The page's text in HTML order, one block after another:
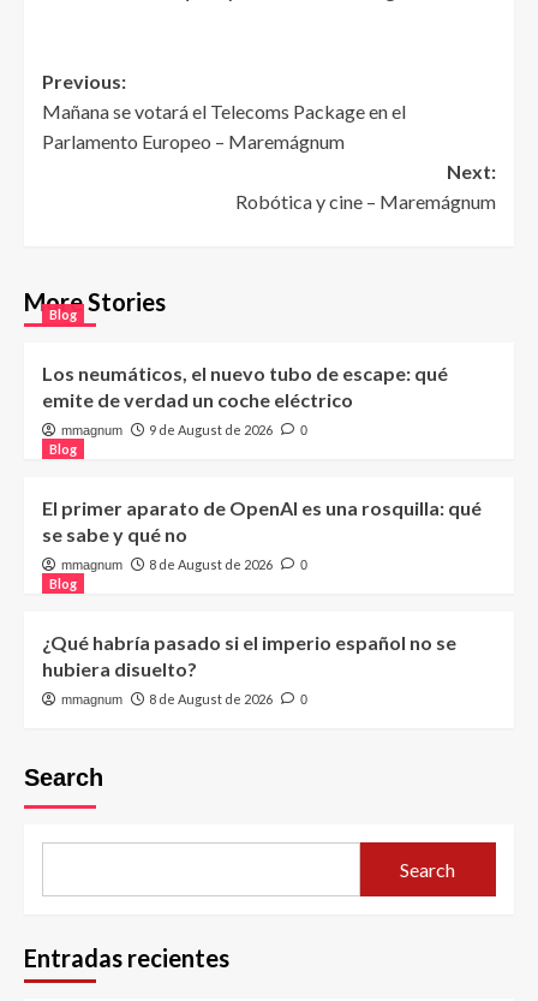
Post
navigation
Previous:
Mañana se votará el Telecoms Package en el
Parlamento Europeo – Maremágnum
Next:
Robótica y cine – Maremágnum
More Stories
Blog
Los neumáticos, el nuevo tubo de escape: qué
emite de verdad un coche eléctrico
mmagnum 9 de August de 2026 0
Blog
El primer aparato de OpenAI es una rosquilla: qué
se sabe y qué no
mmagnum 8 de August de 2026 0
Blog
¿Qué habría pasado si el imperio español no se
hubiera disuelto?
mmagnum 8 de August de 2026 0
Search
Search
Entradas recientes